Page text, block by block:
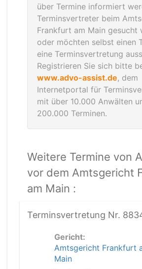
über Termine informiert
Terminsvertreter beim
Frankfurt am Main gesucht
oder möchten selbst einen
eine Terminsvertretung
Registrieren Sie sich bitte
www.advo-assist.de, dem
Internetportal für
mit über 10.000 Anwälten
200.000 Terminen.
Weitere Termine von
vor dem Amtsgericht
am Main :
Terminsvertretung Nr.
Gericht:
Amtsgericht Frankfurt
Main